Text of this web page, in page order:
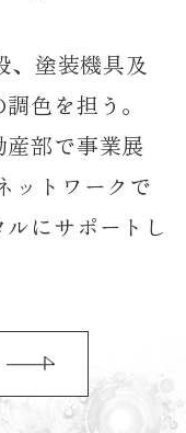
、塗装機具及
色を担う。
部で事業展
ットワークで
にサポートし